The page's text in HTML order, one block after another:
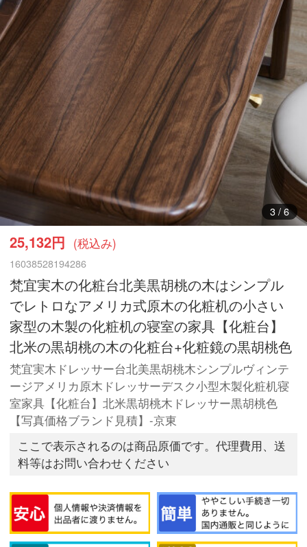
3/ 6
25,132円 (税込み)
16038528194286
梵宜実木の化粧台北美黒胡桃の木はシンプル
でレトロなアメリカ式原木の化粧机の小さい
家型の木製の化粧机の寝室の家具【化粧台】
北米の黒胡桃の木の化粧台+化粧鏡の黒胡桃色
梵宜実木ドレッサー台北美黒胡桃木シンプルヴィンテ
ージアメリカ原木ドレッサーデスク小型木製化粧机寝
室家具【化粧台】北米黒胡桃木ドレッサー黒胡桃色
【写真価格ブランド見積】-京東
ここで表示されるのは商品原価です。代理費用、送
料等はお問い合わせください